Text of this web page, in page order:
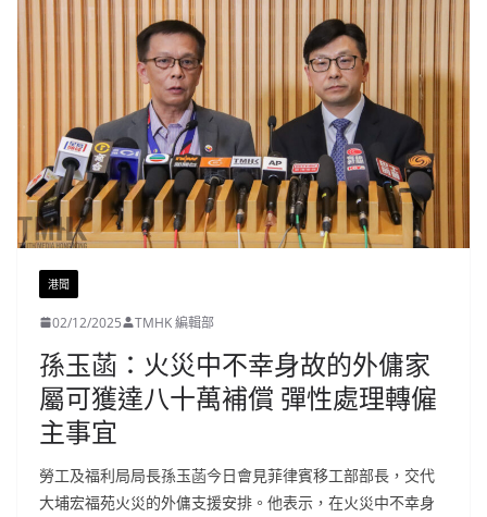
港聞
02/12/2025 TMHK 編輯部
孫玉菡：火災中不幸身故的外傭家
屬可獲達八十萬補償 彈性處理轉僱
主事宜
勞工及福利局局長孫玉菡今日會見菲律賓移工部部長，交代
大埔宏福苑火災的外傭支援安排。他表示，在火災中不幸身